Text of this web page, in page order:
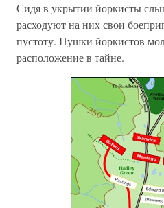
Сидя в укрытии йоркисты
расходуют на них свои
пустоту. Пушки йоркистов
расположение в тайне.